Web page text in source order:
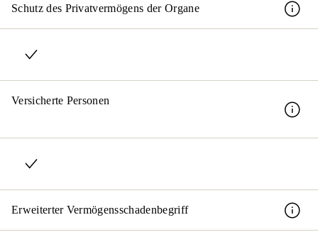
Schutz des Privatvermögens der Organe
Versicherte Personen
Erweiterter Vermögensschadenbegriff